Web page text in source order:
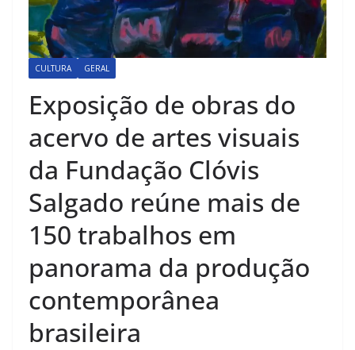
CULTURA GERAL
Exposição de obras do
acervo de artes visuais
da Fundação Clóvis
Salgado reúne mais de
150 trabalhos em
panorama da produção
contemporânea
brasileira